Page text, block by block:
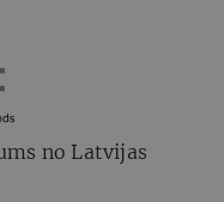
no Latvijas